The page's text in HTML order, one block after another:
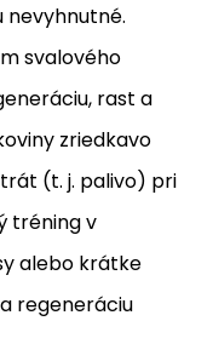
nevyhnutné.
svalového
rast a
zriedkavo
(t. j. palivo) pri
tréning v
alebo krátke
regeneráciu